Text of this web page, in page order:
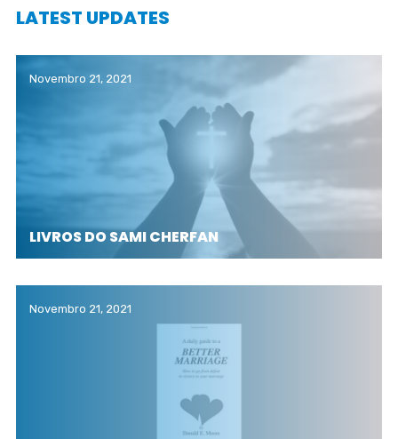
LATEST UPDATES
Novembro 21, 2021
LIVROS DO SAMI CHERFAN
Novembro 21, 2021